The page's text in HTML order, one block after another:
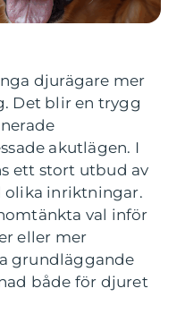
djurägare mer
Det blir en trygg
akutlägen. I
ett stort utbud av
olika inriktningar.
val inför
eller mer
grundläggande
både för djuret